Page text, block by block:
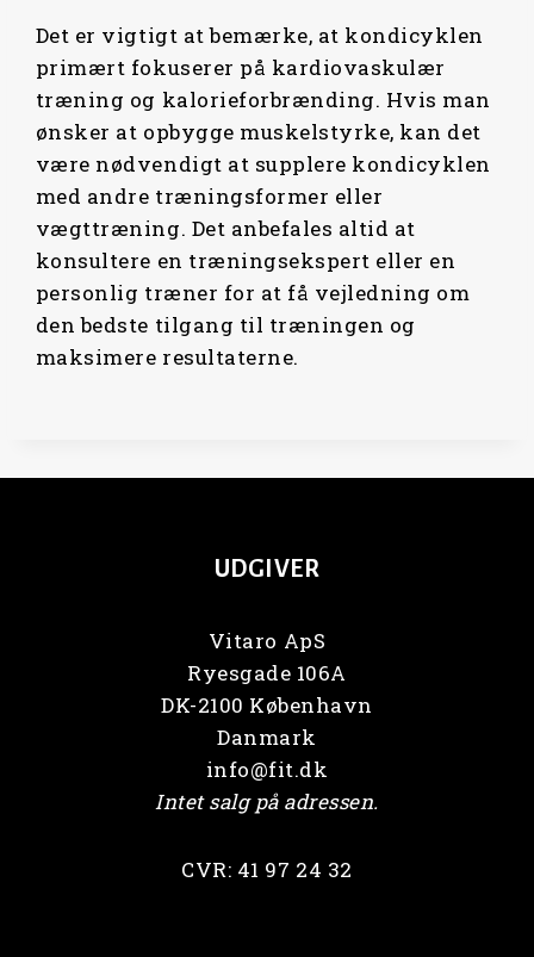
Det er vigtigt at bemærke, at kondicyklen
primært fokuserer på kardiovaskulær
træning og kalorieforbrænding. Hvis man
ønsker at opbygge muskelstyrke, kan det
være nødvendigt at supplere kondicyklen
med andre træningsformer eller
vægttræning. Det anbefales altid at
konsultere en træningsekspert eller en
personlig træner for at få vejledning om
den bedste tilgang til træningen og
maksimere resultaterne.
UDGIVER
Vitaro ApS
Ryesgade 106A
DK-2100 København
Danmark
info@fit.dk
Intet salg på adressen.
CVR: 41 97 24 32